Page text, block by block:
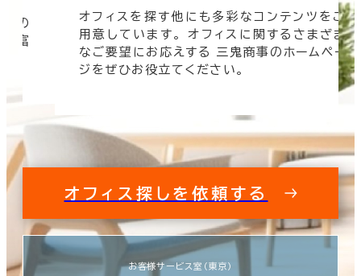
の
豊富
オフィスを探す他にも多彩なコンテンツをご
用意しています。 オフィスに関するさまざま
なご要望にお応えする 三鬼商事のホームペー
ジをぜひお役立てください。
オフィス探しを依頼する
お客様サービス室（東京）